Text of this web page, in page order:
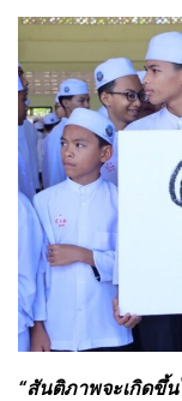
“สันติภาพจะเกิดขึ้